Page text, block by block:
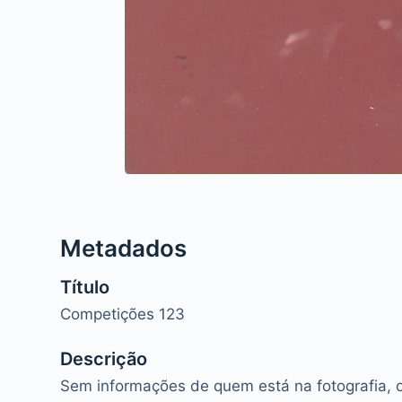
Metadados
Título
Competições 123
Descrição
Sem informações de quem está na fotografia,